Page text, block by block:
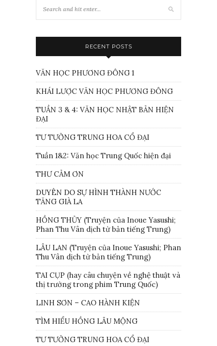
RECENT POSTS
VĂN HỌC PHƯƠNG ĐÔNG 1
KHÁI LƯỢC VĂN HỌC PHƯƠNG ĐÔNG
TUẦN 3 & 4: VĂN HỌC NHẬT BẢN HIỆN
ĐẠI
TƯ TƯỞNG TRUNG HOA CỔ ĐẠI
Tuần 1&2: Văn học Trung Quốc hiện đại
THƯ CẢM ƠN
DUYÊN DO SỰ HÌNH THÀNH NƯỚC
TĂNG GIÀ LA
HỒNG THỦY (Truyện của Inoue Yasushi;
Phan Thu Vân dịch từ bản tiếng Trung)
LÂU LAN (Truyện của Inoue Yasushi; Phan
Thu Vân dịch từ bản tiếng Trung)
TAI CỤP (hay câu chuyện về nghệ thuật và
thị trường trong phim Trung Quốc)
LINH SƠN – CAO HÀNH KIỆN
TÌM HIỂU HỒNG LÂU MỘNG
TƯ TƯỞNG TRUNG HOA CỔ ĐẠI